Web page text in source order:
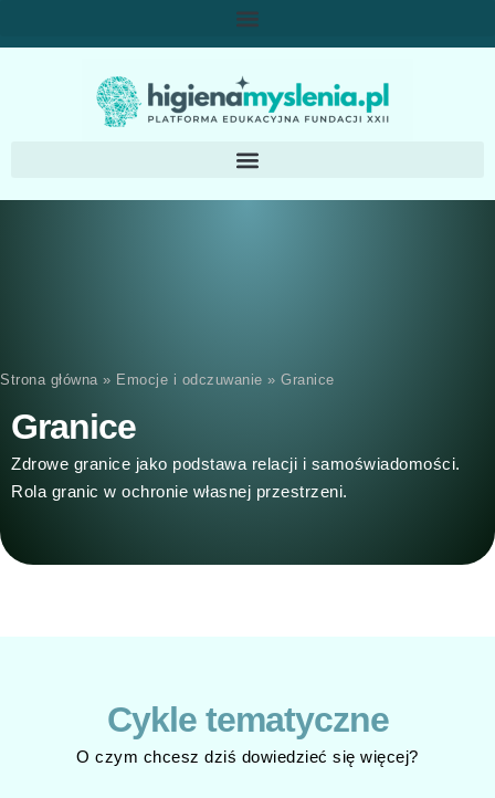
Strona główna» Emocje i odczuwanie » Granice
Granice
Zdrowe granice jako podstawa relacji i samoświadomości.
Rola granic w ochronie własnej przestrzeni.
Cykle tematyczne
O czym chcesz dziś dowiedzieć się więcej?